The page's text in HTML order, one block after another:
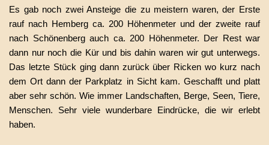
Es gab noch zwei Ansteige die zu meistern waren, der Erste
rauf nach Hemberg ca. 200 Höhenmeter und der zweite rauf
nach Schönenberg auch ca. 200 Höhenmeter. Der Rest war
dann nur noch die Kür und bis dahin waren wir gut unterwegs.
Das letzte Stück ging dann zurück über Ricken wo kurz nach
dem Ort dann der Parkplatz in Sicht kam. Geschafft und platt
aber sehr schön. Wie immer Landschaften, Berge, Seen, Tiere,
Menschen. Sehr viele wunderbare Eindrücke, die wir erlebt
haben.